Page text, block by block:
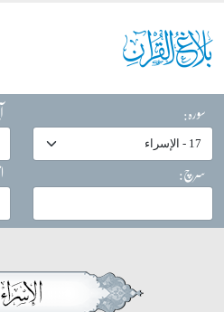
سورہ:
سرچ: